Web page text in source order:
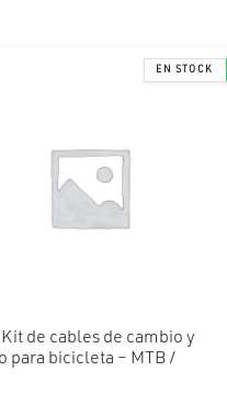
Kit de cables de cambio y
para bicicleta – MTB /